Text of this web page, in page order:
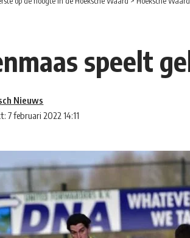
speelt
7 februari 2022 14:11
Nieuws